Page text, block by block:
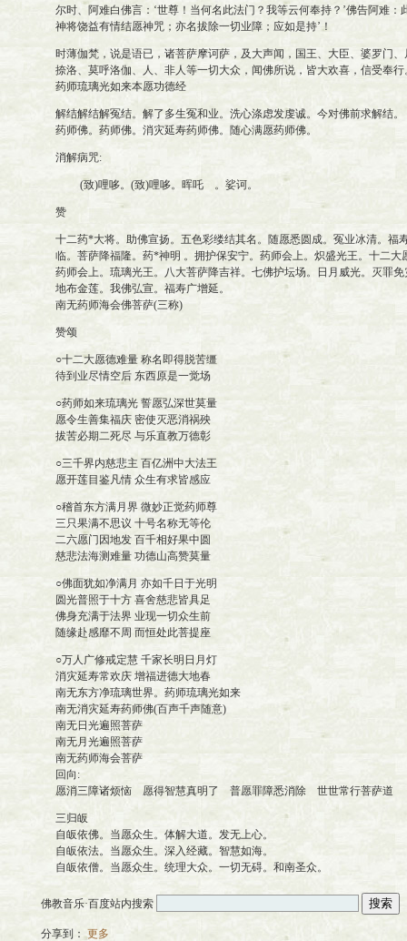
尔时、阿难白佛言：‘世尊！当何名此法门？我等云何奉持？’佛告阿难
神将饶益有情结愿神咒；亦名拔除一切业障；应如是持’！
时薄伽梵，说是语已，诸菩萨摩诃萨，及大声闻，国王、大臣、婆罗门
捺洛、莫呼洛伽、人、非人等一切大众，闻佛所说，皆大欢喜，信受奉行
药师琉璃光如来本愿功德经
解结解结解冤结。解了多生冤和业。洗心涤虑发虔诚。今对佛前求解结。
药师佛。药师佛。消灾延寿药师佛。随心满愿药师佛。
消解病咒:
(致)哩哆。(致)哩哆。晖吒 。娑诃。
赞
十二药*大将。助佛宣扬。五色彩缕结其名。随愿悉圆成。冤业冰清。福
临。菩萨降福隆。药*神明 。拥护保安宁。药师会上。炽盛光王。十二
药师会上。琉璃光王。八大菩萨降吉祥。七佛护坛场。日月威光。灭罪
地布金莲。我佛弘宣。福寿广增延。
南无药师海会佛菩萨(三称)
赞颂
○十二大愿德难量 称名即得脱苦缰
待到业尽情空后 东西原是一觉场
○药师如来琉璃光 誓愿弘深世莫量
愿令生善集福庆 密使灭恶消祸殃
拔苦必期二死尽 与乐直教万德彰
○三千界内慈悲主 百亿洲中大法王
愿开莲目鉴凡情 众生有求皆感应
○稽首东方满月界 微妙正觉药师尊
三只果满不思议 十号名称无等伦
二六愿门因地发 百千相好果中圆
慈悲法海测难量 功德山高赞莫量
○佛面犹如净满月 亦如千日于光明
圆光普照于十方 喜舍慈悲皆具足
佛身充满于法界 业现一切众生前
随缘赴感靡不周 而恒处此菩提座
○万人广修戒定慧 千家长明日月灯
消灾延寿常欢庆 增福进德大地春
南无东方净琉璃世界。药师琉璃光如来
南无消灾延寿药师佛(百声千声随意)
南无日光遍照菩萨
南无月光遍照菩萨
南无药师海会菩萨
回向:
愿消三障诸烦恼 愿得智慧真明了 普愿罪障悉消除 世世常行菩萨道
三归皈
自皈依佛。当愿众生。体解大道。发无上心。
自皈依法。当愿众生。深入经藏。智慧如海。
自皈依僧。当愿众生。统理大众。一切无碍。和南圣众。
佛教音乐·百度站内搜索
分享到： 更多